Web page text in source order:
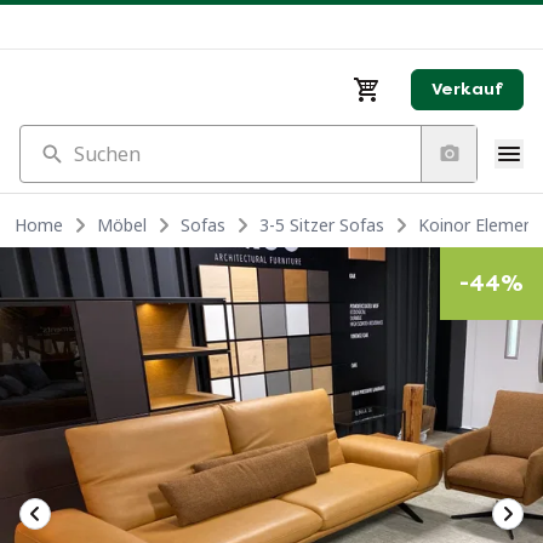
Verkauf
Suchen
Home Möbel Sofas 3-5 Sitzer Sofas Koinor
-44%